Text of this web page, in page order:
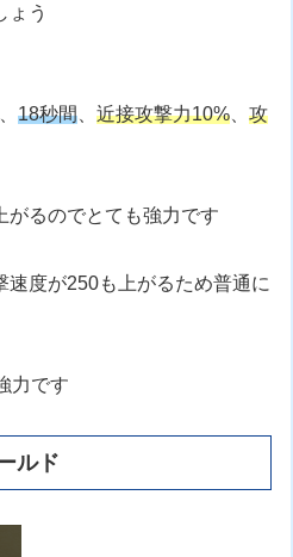
ょう
18秒間 、近接攻撃力10% 、攻
がるのでとても強力です
速度が250も上がるため普通に
力です
ルド